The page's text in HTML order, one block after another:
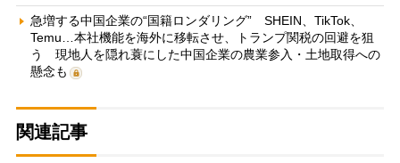
急増する中国企業の“国籍ロンダリング” SHEIN、TikTok、
Temu…本社機能を海外に移転させ、トランプ関税の回避を狙
う 現地人を隠れ蓑にした中国企業の農業参入・土地取得への
懸念も
関連記事